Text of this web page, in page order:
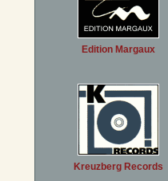
Edition Margaux
Kreuzberg Records